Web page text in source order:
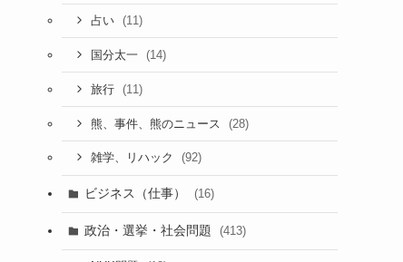
占い (11)
国分太一 (14)
旅行 (11)
熊、事件、熊のニュース (28)
雑学、リハック (92)
ビジネス（仕事） (16)
政治・選挙・社会問題 (413)